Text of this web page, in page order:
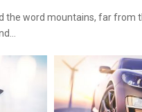
the word mountains, far from